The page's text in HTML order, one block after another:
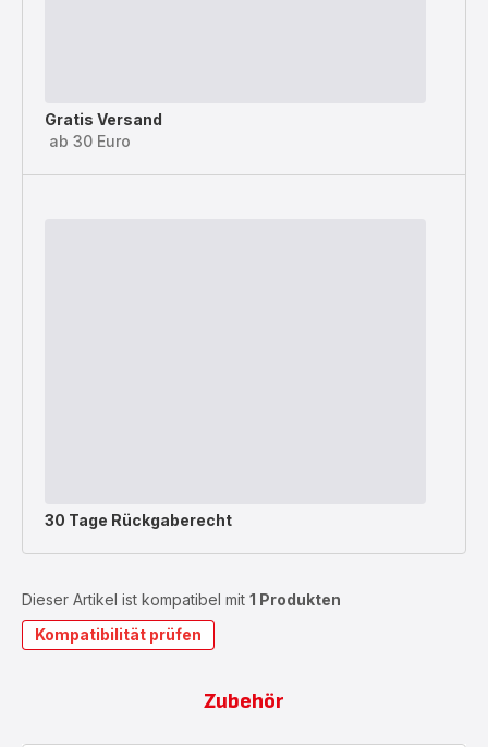
Gratis Versand
ab 30 Euro
30 Tage Rückgaberecht
Dieser Artikel ist kompatibel mit 1 Produkten
Kompatibilität prüfen
Zubehör